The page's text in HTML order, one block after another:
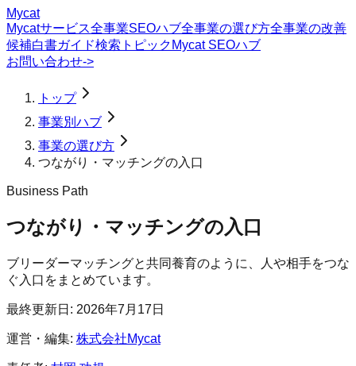
Mycat
Mycatサービス全事業SEOハブ全事業の選び方全事業の改善
候補白書ガイド検索トピック Mycat SEOハブ
お問い合わせ->
トップ
事業別ハブ
事業の選び方
つながり・マッチングの入口
Business Path
つながり・マッチングの入口
ブリーダーマッチングと共同養育のように、人や相手をつな
ぐ入口をまとめています。
最終更新日: 2026年7月17日
運営・編集: 株式会社Mycat